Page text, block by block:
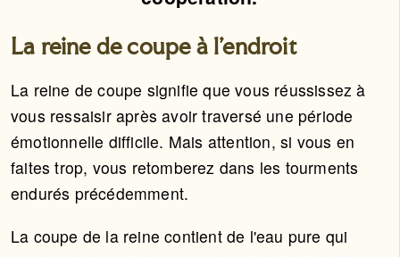
La reine de coupe à l'endroit
La reine de coupe signifie que vous réussissez à
vous ressaisir après avoir traversé une période
émotionnelle difficile. Mais attention, si vous en
faites trop, vous retomberez dans les tourments
endurés précédemment.
La coupe de la reine contient de l'eau pure qui